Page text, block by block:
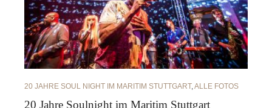
20 JAHRE SOUL NIGHT IM MARITIM STUTTGART, ALLE FOTOS
20 Jahre Soulnight im Maritim Stuttgart